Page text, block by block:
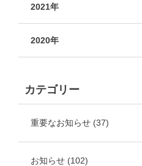
2021年
2020年
カテゴリー
重要なお知らせ (37)
お知らせ (102)